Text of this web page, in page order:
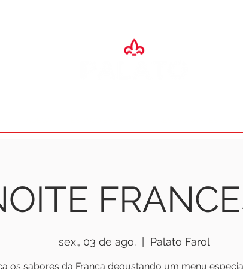
sex., 03 de ago.
  |
Palato Farol
os sabores da França degustando um menu